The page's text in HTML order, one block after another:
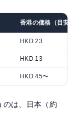
香港の価格（目安）
HKD 23
HKD 13
HKD 45〜
のは、日本（約